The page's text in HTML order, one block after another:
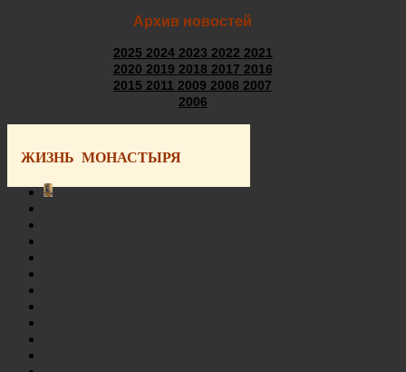
Архив новостей
2025 2024 2023 2022 2021
2020 2019 2018 2017 2016
2015 2011 2009 2008 2007
2006
ЖИЗНЬ МОНАСТЫРЯ